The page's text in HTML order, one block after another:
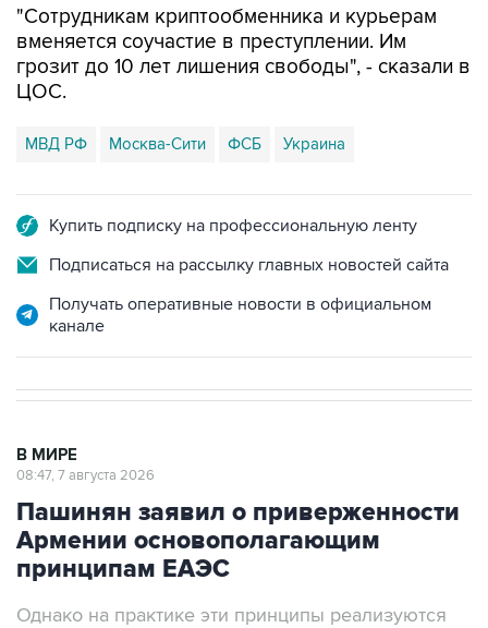
"Сотрудникам криптообменника и курьерам
вменяется соучастие в преступлении. Им
грозит до 10 лет лишения свободы", - сказали в
ЦОС.
МВД РФ Москва-Сити ФСБ Украина
Купить подписку на профессиональную ленту
Подписаться на рассылку главных новостей сайта
Получать оперативные новости в официальном
канале
В МИРЕ
08:47, 7 августа 2026
Пашинян заявил о приверженности
Армении основополагающим
принципам ЕАЭС
Однако на практике эти принципы реализуются